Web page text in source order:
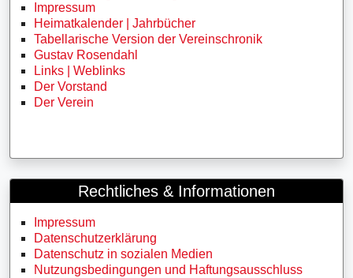
Impressum
Heimatkalender | Jahrbücher
Tabellarische Version der Vereinschronik
Gustav Rosendahl
Links | Weblinks
Der Vorstand
Der Verein
Rechtliches & Informationen
Impressum
Datenschutzerklärung
Datenschutz in sozialen Medien
Nutzungsbedingungen und Haftungsausschluss